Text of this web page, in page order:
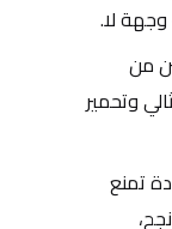
وجهة لا.
الستانلس ستيل (فوق وجوه)، لضمان استواء مثالي وتحمير